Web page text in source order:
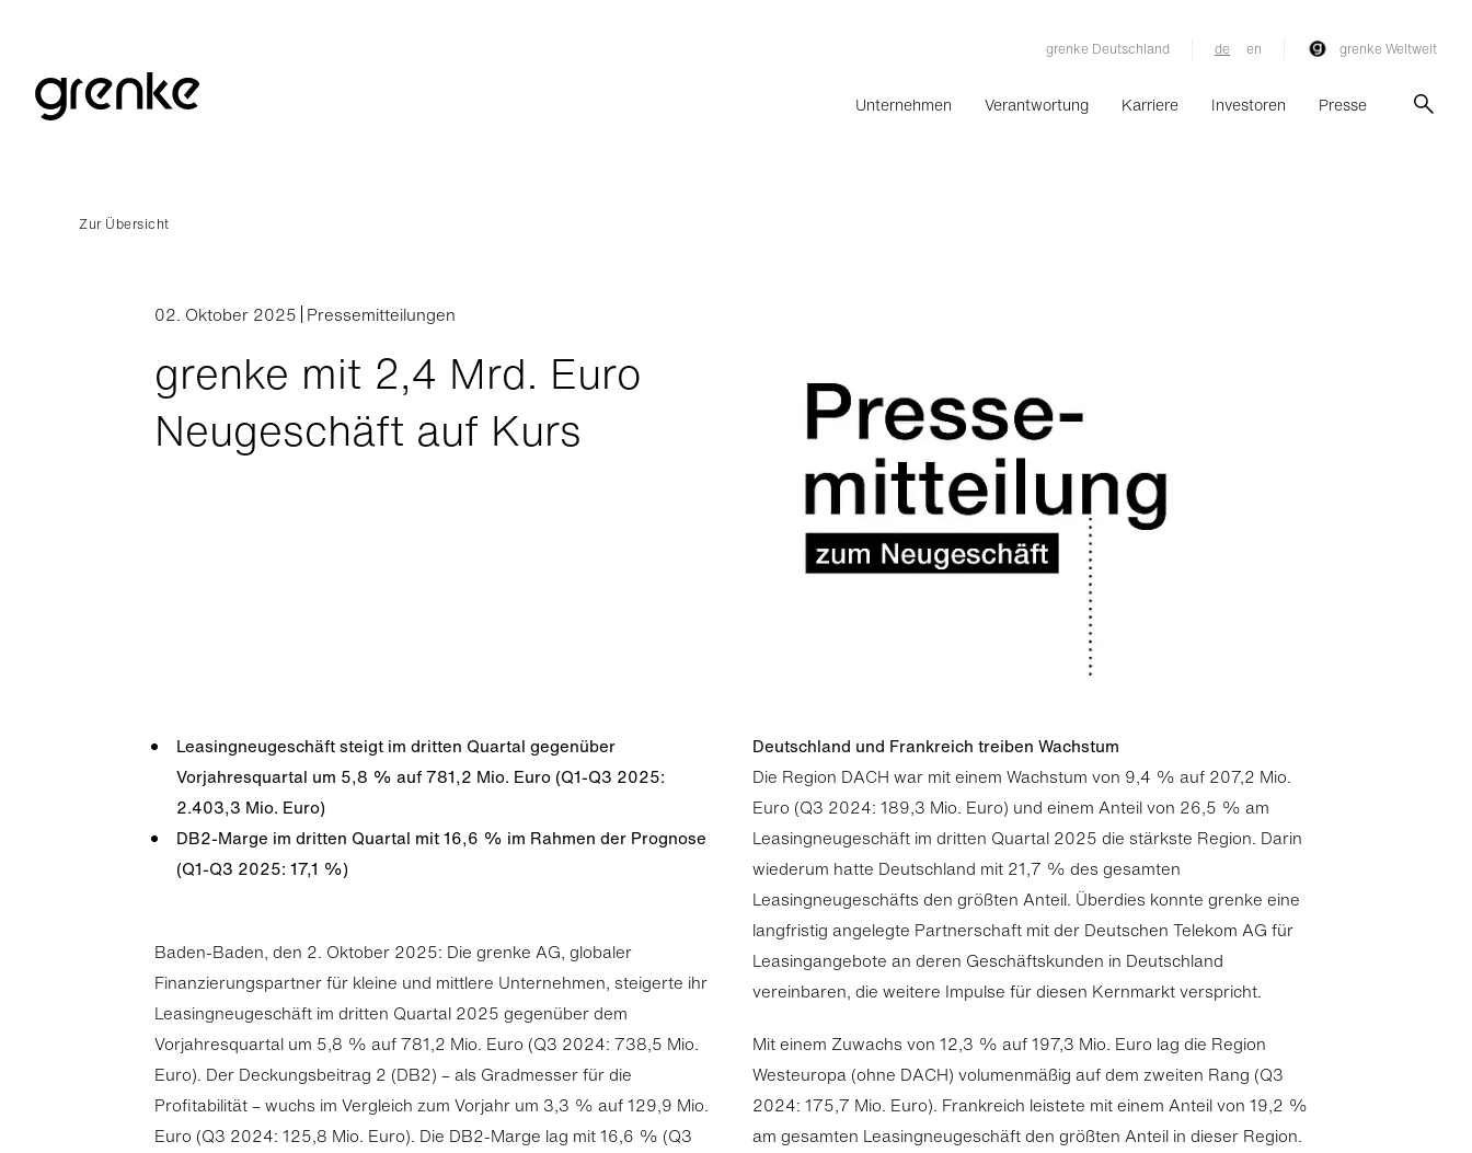
grenke Deutschland de en grenke Weltweit
Unternehmen Verantwortung Karriere Investoren Presse
Zur Übersicht
02. Oktober 2025 Pressemitteilungen
grenke mit 2,4 Mrd. Euro
Neugeschäft auf Kurs
Leasingneugeschäft steigt im dritten Quartal gegenüber
Vorjahresquartal um 5,8 % auf 781,2 Mio. Euro (Q1-Q3 2025:
2.403,3 Mio. Euro)
DB2-Marge im dritten Quartal mit 16,6 % im Rahmen der Prognose
(Q1-Q3 2025: 17,1 %)
Baden-Baden, den 2. Oktober 2025: Die grenke AG, globaler
Finanzierungspartner für kleine und mittlere Unternehmen, steigerte ihr
Leasingneugeschäft im dritten Quartal 2025 gegenüber dem
Vorjahresquartal um 5,8 % auf 781,2 Mio. Euro (Q3 2024: 738,5 Mio.
Euro). Der Deckungsbeitrag 2 (DB2) – als Gradmesser für die
Profitabilität – wuchs im Vergleich zum Vorjahr um 3,3 % auf 129,9 Mio.
Euro (Q3 2024: 125,8 Mio. Euro). Die DB2-Marge lag mit 16,6 % (Q3
Deutschland und Frankreich treiben Wachstum
Die Region DACH war mit einem Wachstum von 9,4 % auf 207,2 Mio.
Euro (Q3 2024: 189,3 Mio. Euro) und einem Anteil von 26,5 % am
Leasingneugeschäft im dritten Quartal 2025 die stärkste Region. Darin
wiederum hatte Deutschland mit 21,7 % des gesamten
Leasingneugeschäfts den größten Anteil. Überdies konnte grenke eine
langfristig angelegte Partnerschaft mit der Deutschen Telekom AG für
Leasingangebote an deren Geschäftskunden in Deutschland
vereinbaren, die weitere Impulse für diesen Kernmarkt verspricht.
Mit einem Zuwachs von 12,3 % auf 197,3 Mio. Euro lag die Region
Westeuropa (ohne DACH) volumenmäßig auf dem zweiten Rang (Q3
2024: 175,7 Mio. Euro). Frankreich leistete mit einem Anteil von 19,2 %
am gesamten Leasingneugeschäft den größten Anteil in dieser Region.